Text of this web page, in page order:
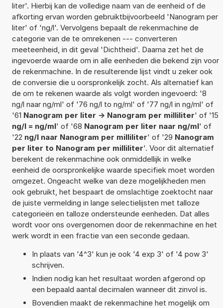
liter'. Hierbij kan de volledige naam van de eenheid of de
afkorting ervan worden gebruiktbijvoorbeeld 'Nanogram per
liter' of 'ng/l'. Vervolgens bepaalt de rekenmachine de
categorie van de te omrekenen --- converteren
meeteenheid, in dit geval 'Dichtheid'. Daarna zet het de
ingevoerde waarde om in alle eenheden die bekend zijn voor
de rekenmachine. In de resulterende lijst vindt u zeker ook
de conversie die u oorspronkelijk zocht. Als alternatief kan
de om te rekenen waarde als volgt worden ingevoerd: '8
ng/l naar ng/ml' of '76 ng/l to ng/ml' of '77 ng/l in ng/ml' of
'61 Nanogram per liter -> Nanogram per milliliter' of '15
ng/l = ng/ml' of '68 Nanogram per liter naar ng/ml' of
'22 ng/l naar Nanogram per milliliter' of '29 Nanogram
per liter to Nanogram per milliliter'. Voor dit alternatief
berekent de rekenmachine ook onmiddellijk in welke
eenheid de oorspronkelijke waarde specifiek moet worden
omgezet. Ongeacht welke van deze mogelijkheden men
ook gebruikt, het bespaart de omslachtige zoektocht naar
de juiste vermelding in lange selectielijsten met talloze
categorieën en talloze ondersteunde eenheden. Dat alles
wordt voor ons overgenomen door de rekenmachine en het
werk wordt in een fractie van een seconde gedaan.
In plaats van '4^3' kun je ook '4 exp 3' of '4 pow 3'
schrijven.
Indien nodig kan het resultaat worden afgerond op
een bepaald aantal decimalen wanneer dit zinvol is.
Bovendien maakt de rekenmachine het mogelijk om